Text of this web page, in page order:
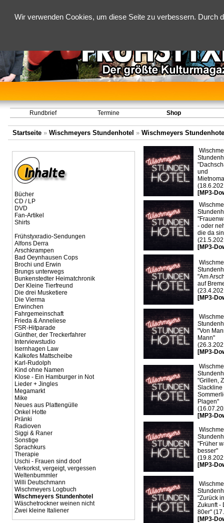
Wir verwenden Cookies, um diese Seite zu verbessern.
Rundbrief Termine Shop
Startseite » Wischmeyers Stundenhotel » Wischmeyers
Bücher
CD / LP
DVD
Fan-Artikel
Shirts
Frühstyxradio-Sendungen
Alfons Derra
Arschkrampen
Bad Oeynhausen Cops
Brochi und Erwin
Brungs unterwegs
Bunkenstedter Heimatchronik
Der Kleine Tierfreund
Die drei Musketiere
Die Vierma
Erwinchen
Fahrgemeinschaft
Frieda & Anneliese
FSR-Hitparade
Günther, der Treckerfahrer
Interviewstudio
Isernhagen Law
Kalkofes Mattscheibe
Karl-Rudolph
Kind ohne Namen
Klose - Ein Hamburger in Not
Lieder + Jingles
Megamarkt
Mike
Neues aus Plattengülle
Onkel Hotte
Pränki
Radioven
Siggi & Raner
Sonstige
Sprachkurs
Therapie
Uschi - Frauen sind doof
Verkorkst, vergeigt, vergessen
Weltenbummler
Willi Deutschmann
Wischmeyers Logbuch
Wischmeyers Stundenhotel
Wäschetrockner weinen nicht
Zwei kleine Italiener
und
[MP3-
- oder
die da
[MP3-
"Am
auf
[MP3-
"Von
Mann"
[MP3-
"Grillen,
Slackline
Plagen"
[MP3-
"Früher
besser"
[MP3-
"Zurück
Zukunft -
80er"
[MP3-